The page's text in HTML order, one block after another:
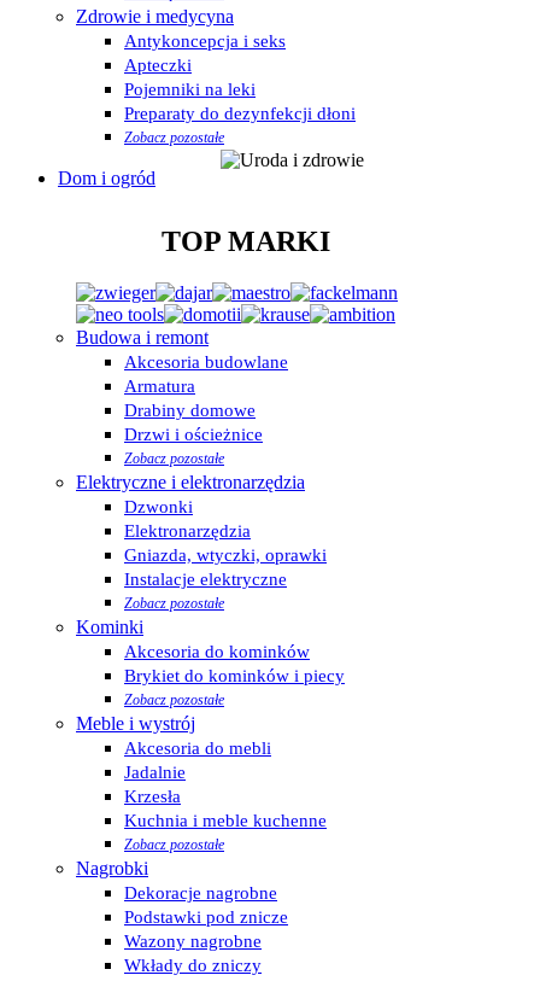
Zdrowie i medycyna
Antykoncepcja i seks
Apteczki
Pojemniki na leki
Preparaty do dezynfekcji dłoni
Zobacz pozostałe
Dom i ogród
TOP MARKI
Budowa i remont
Akcesoria budowlane
Armatura
Drabiny domowe
Drzwi i ościeżnice
Zobacz pozostałe
Elektryczne i elektronarzędzia
Dzwonki
Elektronarzędzia
Gniazda, wtyczki, oprawki
Instalacje elektryczne
Zobacz pozostałe
Kominki
Akcesoria do kominków
Brykiet do kominków i piecy
Zobacz pozostałe
Meble i wystrój
Akcesoria do mebli
Jadalnie
Krzesła
Kuchnia i meble kuchenne
Zobacz pozostałe
Nagrobki
Dekoracje nagrobne
Podstawki pod znicze
Wazony nagrobne
Wkłady do zniczy